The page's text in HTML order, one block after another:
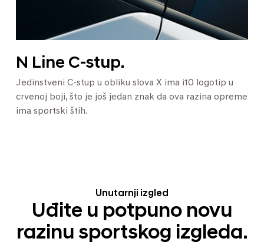
N Line C-stup.
Jedinstveni C-stup u obliku slova X ima i10 logotip u
crvenoj boji, što je još jedan znak da ova razina opreme
ima sportski štih.
Unutarnji izgled
Uđite u potpuno novu
razinu sportskog izgleda.